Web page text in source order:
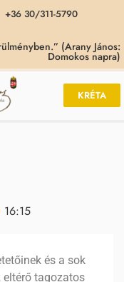
+36 30/311-5790
(Arany János:
Domokos napra)
KRÉTA
16:15
és a sok
eltérő tagozatos